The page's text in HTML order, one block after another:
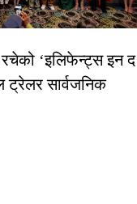
रचेको ‘इलिफेन्ट्स इन द
सार्वजनिक